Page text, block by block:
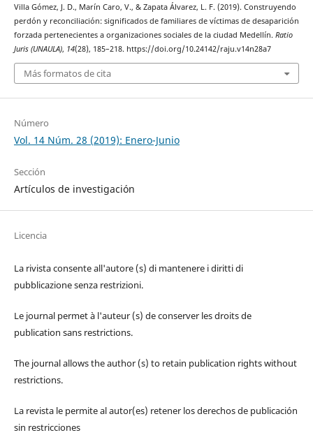
Villa Gómez, J. D., Marín Caro, V., & Zapata Álvarez, L. F. (2019). Construyendo
perdón y reconciliación: significados de familiares de víctimas de desaparición
forzada pertenecientes a organizaciones sociales de la ciudad Medellín. Ratio
Juris (UNAULA), 14(28), 185–218. https://doi.org/10.24142/raju.v14n28a7
Más formatos de cita
Número
Vol. 14 Núm. 28 (2019): Enero-Junio
Sección
Artículos de investigación
Licencia
La rivista consente all'autore (s) di mantenere i diritti di
pubblicazione senza restrizioni.
Le journal permet à l'auteur (s) de conserver les droits de
publication sans restrictions.
The journal allows the author (s) to retain publication rights without
restrictions.
La revista le permite al autor(es) retener los derechos de publicación
sin restricciones